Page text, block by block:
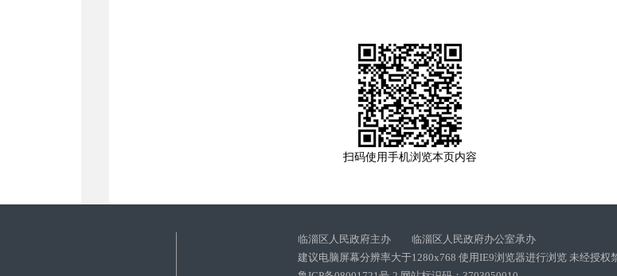
扫码使用手机浏览本页内容
临淄区人民政府主办 临淄区人民政府办公室承办
建议电脑屏幕分辨率大于1280x768 使用IE9浏览器进行浏览 未经授权